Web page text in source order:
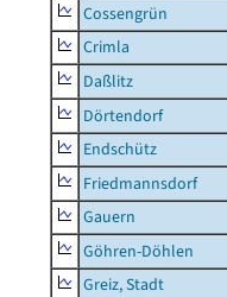
Cossengrün
Crimla
Daßlitz
Dörtendorf
Endschütz
Friedmannsdorf
Gauern
Göhren-Döhlen
Greiz, Stadt